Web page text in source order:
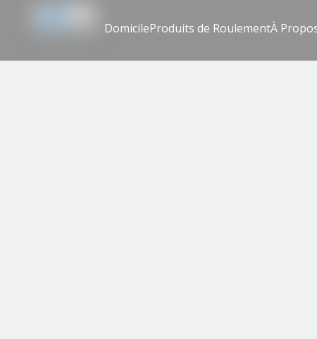
DomicileProduits de RoulementÀ